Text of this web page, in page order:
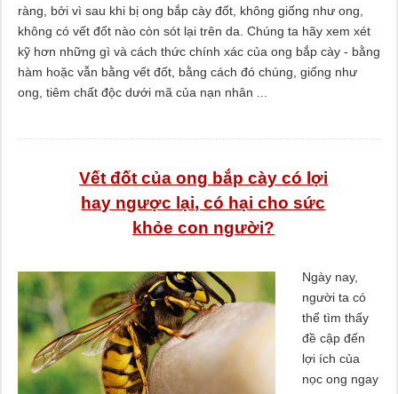
ràng, bởi vì sau khi bị ong bắp cày đốt, không giống như ong,
không có vết đốt nào còn sót lại trên da. Chúng ta hãy xem xét
kỹ hơn những gì và cách thức chính xác của ong bắp cày - bằng
hàm hoặc vẫn bằng vết đốt, bằng cách đó chúng, giống như
ong, tiêm chất độc dưới mã của nạn nhân ...
Vết đốt của ong bắp cày có lợi
hay ngược lại, có hại cho sức
khỏe con người?
Ngày nay,
người ta có
thể tìm thấy
đề cập đến
lợi ích của
nọc ong ngay